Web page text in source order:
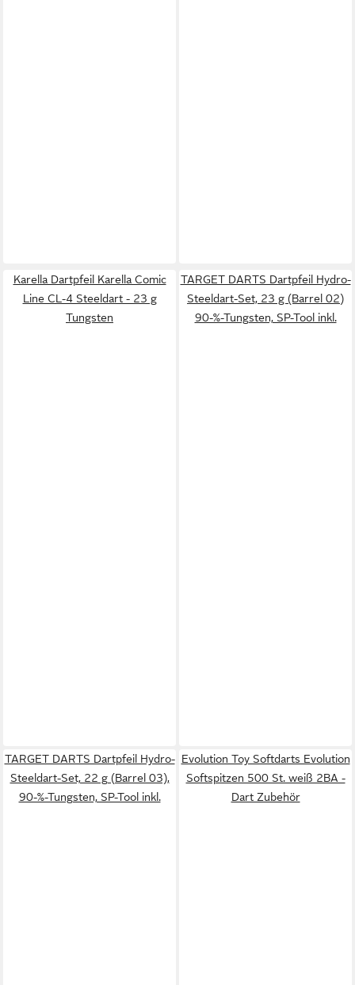
Karella Dartpfeil Karella Comic
Line CL-4 Steeldart - 23 g
Tungsten
TARGET DARTS Dartpfeil Hydro-
Steeldart-Set, 23 g (Barrel 02)
90-%-Tungsten, SP-Tool inkl.
TARGET DARTS Dartpfeil Hydro-
Steeldart-Set, 22 g (Barrel 03),
90-%-Tungsten, SP-Tool inkl.
Evolution Toy Softdarts Evolution
Softspitzen 500 St. weiß 2BA -
Dart Zubehör